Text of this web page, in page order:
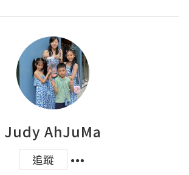
Judy AhJuMa
追蹤